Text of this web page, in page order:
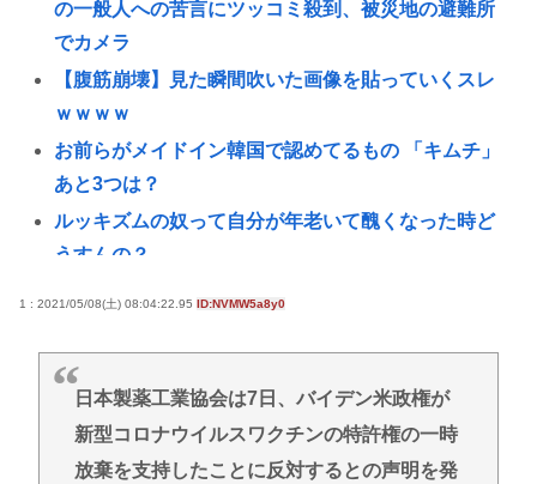
の一般人への苦言にツッコミ殺到、被災地の避難所
でカメラ
【腹筋崩壊】見た瞬間吹いた画像を貼っていくスレ
ｗｗｗｗ
お前らがメイドイン韓国で認めてるもの 「キムチ」
あと3つは？
ルッキズムの奴って自分が年老いて醜くなった時ど
うすんの？
台風13号は中国大陸に行ったけど、15号の予想進
路…なんだこれ？ [8/8]
タイピング最強になりたいどうすればいいか教えろ
【共産党】募金中に中指がメガネに当たった？物理
1 : 2021/05/08(土) 08:04:22.95 ID:NVMW5a8y0
日本製薬工業協会は7日、バイデン米政権が
新型コロナウイルスワクチンの特許権の一時
放棄を支持したことに反対するとの声明を発